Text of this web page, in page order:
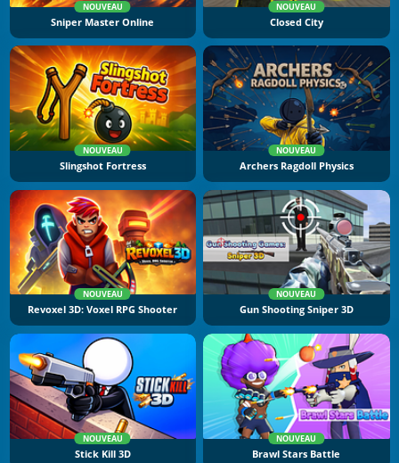
NOUVEAU
Sniper Master Online
NOUVEAU
Closed City
NOUVEAU
Slingshot Fortress
NOUVEAU
Archers Ragdoll Physics
NOUVEAU
Revoxel 3D: Voxel RPG Shooter
NOUVEAU
Gun Shooting Sniper 3D
NOUVEAU
Stick Kill 3D
NOUVEAU
Brawl Stars Battle